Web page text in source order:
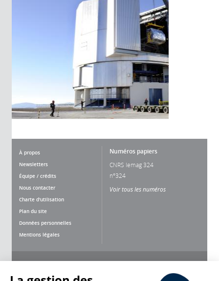
À propos
Newsletters
Équipe / crédits
Nous contacter
Charte d'utilisation
Plan du site
Données personnelles
Mentions légales
Numéros papiers
CNRS lemag 324
n°324
Voir tous les numéros